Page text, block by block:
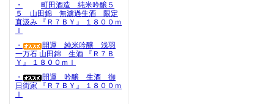
・
町田酒造 純米吟醸５
５ 山田錦 無濾過生酒 限定
直汲み 『Ｒ７ＢＹ』 １８００ｍ
ｌ
・
開運 純米吟醸 浅羽
一万石 山田錦 生酒 『Ｒ７Ｂ
Ｙ』 １８００ｍｌ
・
開運 吟醸 生酒 御
日街家 『Ｒ７ＢＹ』 １８００ｍ
ｌ